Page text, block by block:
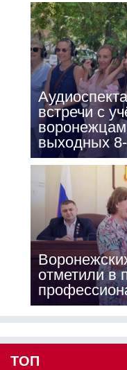
встречи с
воронежцам
выходных 8-
отметили в
ТОП